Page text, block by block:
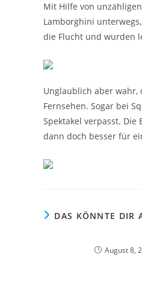
Mit Hilfe von
Lamborghini
die Flucht und wurden
Unglaublich aber wahr,
Fernsehen. Sogar bei
Spektakel verpasst.
dann doch besser für
DAS KÖNNTE DIR
August 8,